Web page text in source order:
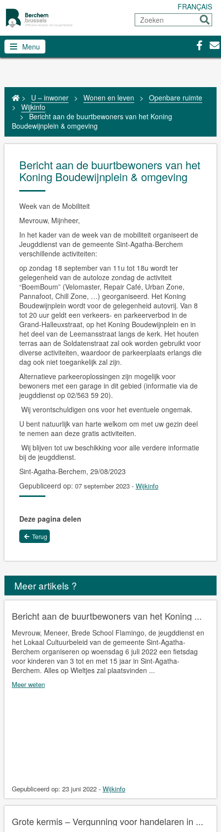
FRANÇAIS
Zoeken
Sturen
Menu
> U – inwoner > Wonen en leven > Openbare ruimte
> Wijkinfo
>
Bericht aan de buurtbewoners van het Koning
Boudewijnplein & omgeving
Bericht aan de buurtbewoners van het
Koning Boudewijnplein & omgeving
Week van de Mobiliteit
Mevrouw, Mijnheer,
In het kader van de week van de mobiliteit organiseert de
Jeugddienst van de gemeente Sint-Agatha-Berchem
verschillende activiteiten:
op zondag 18 september van 11u tot 18u wordt ter
gelegenheid van de autoloze zondag de activiteit
“BoemBoum” (Velomaster, Repair Café, Urban Zone,
Pannafoot, Chill Zone, …) georganiseerd. Het Koning
Boudewijnplein wordt voor de gelegenheid autovrij. Van 8
tot 20 uur geldt een verkeers- en parkeerverbod in de
Grand-Halleuxstraat, op het Koning Boudewijnplein en in
het deel van de Leemansstraat langs de kerk. Het houten
terras aan de Soldatenstraat zal ook worden gebruikt voor
diverse activiteiten, waardoor de parkeerplaats erlangs die
dag ook niet toegankelijk zal zijn.
Alternatieve parkeeroplossingen zijn mogelijk voor
bewoners met een garage in dit gebied (informatie via de
jeugddienst op 02/563 59 20).
Wij verontschuldigen ons voor het eventuele ongemak.
U bent natuurlijk van harte welkom om met uw gezin deel
te nemen aan deze gratis activiteiten.
Wij blijven tot uw beschikking voor alle verdere informatie
bij de jeugddienst.
Sint-Agatha-Berchem, 29/08/2023
Gepubliceerd op: 07 september 2023 - Wijkinfo
Deze pagina delen
Terug
Meer artikels ?
Bericht aan de buurtbewoners van het Koning ...
Mevrouw, Meneer, Brede School Flamingo, de jeugddienst en
het Lokaal Cultuurbeleid van de gemeente Sint-Agatha-
Berchem organiseren op woensdag 6 juli 2022 een fietsdag
voor kinderen van 3 tot en met 15 jaar in Sint-Agatha-
Berchem. Alles op Wieltjes zal plaatsvinden ...
Meer weten
Gepubliceerd op: 23 juni 2022 - Wijkinfo
Grote kermis – Vergunning voor handelaren in ...